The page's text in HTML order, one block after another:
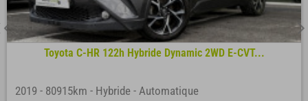
Toyota C-HR 122h Hybride Dynamic 2WD E-CVT...
2019 - 80915km - Hybride - Automatique